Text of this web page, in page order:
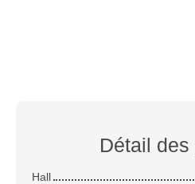
Détail des
Hall